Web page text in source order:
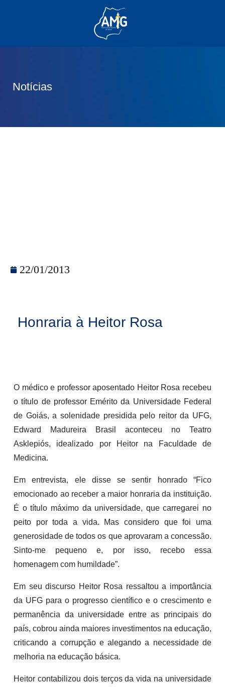
Notícias
22/01/2013
Honraria à Heitor Rosa
O médico e professor aposentado Heitor Rosa recebeu
o título de professor Emérito da Universidade Federal
de Goiás, a solenidade presidida pelo reitor da UFG,
Edward Madureira Brasil aconteceu no Teatro
Asklepiós, idealizado por Heitor na Faculdade de
Medicina.
Em entrevista, ele disse se sentir honrado “Fico
emocionado ao receber a maior honraria da instituição.
É o título máximo da universidade, que carregarei no
peito por toda a vida. Mas considero que foi uma
generosidade de todos os que aprovaram a concessão.
Sinto-me pequeno e, por isso, recebo essa
homenagem com humildade”.
Em seu discurso Heitor Rosa ressaltou a importância
da UFG para o progresso científico e o crescimento e
permanência da universidade entre as principais do
país, cobrou ainda maiores investimentos na educação,
criticando a corrupção e alegando a necessidade de
melhoria na educação básica.
Heitor contabilizou dois terços da vida na universidade